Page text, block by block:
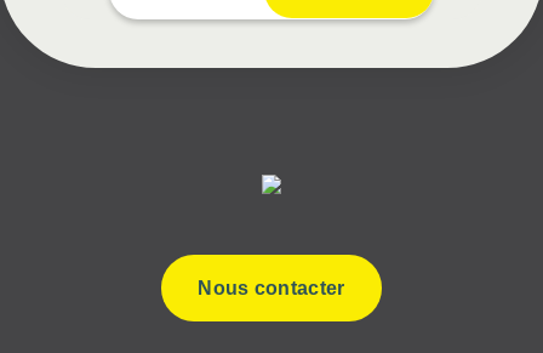
Nous contacter